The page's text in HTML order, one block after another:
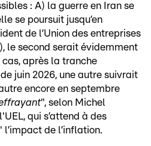
: A) la guerre en Iran se
se poursuit jusqu’en
de l’Union des entreprises
le second serait évidemment
après la tranche
juin 2026, une autre suivrait
encore en septembre
", selon Michel
qui s’attend à des
l’impact de l’inflation.